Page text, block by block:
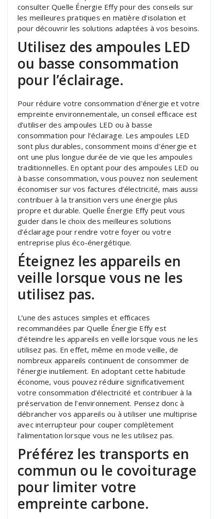
consulter Quelle Énergie Effy pour des conseils sur
les meilleures pratiques en matière d’isolation et
pour découvrir les solutions adaptées à vos besoins.
Utilisez des ampoules LED
ou basse consommation
pour l’éclairage.
Pour réduire votre consommation d’énergie et votre
empreinte environnementale, un conseil efficace est
d’utiliser des ampoules LED ou à basse
consommation pour l’éclairage. Les ampoules LED
sont plus durables, consomment moins d’énergie et
ont une plus longue durée de vie que les ampoules
traditionnelles. En optant pour des ampoules LED ou
à basse consommation, vous pouvez non seulement
économiser sur vos factures d’électricité, mais aussi
contribuer à la transition vers une énergie plus
propre et durable. Quelle Énergie Effy peut vous
guider dans le choix des meilleures solutions
d’éclairage pour rendre votre foyer ou votre
entreprise plus éco-énergétique.
Éteignez les appareils en
veille lorsque vous ne les
utilisez pas.
L’une des astuces simples et efficaces
recommandées par Quelle Énergie Effy est
d’éteindre les appareils en veille lorsque vous ne les
utilisez pas. En effet, même en mode veille, de
nombreux appareils continuent de consommer de
l’énergie inutilement. En adoptant cette habitude
économe, vous pouvez réduire significativement
votre consommation d’électricité et contribuer à la
préservation de l’environnement. Pensez donc à
débrancher vos appareils ou à utiliser une multiprise
avec interrupteur pour couper complètement
l’alimentation lorsque vous ne les utilisez pas.
Préférez les transports en
commun ou le covoiturage
pour limiter votre
empreinte carbone.